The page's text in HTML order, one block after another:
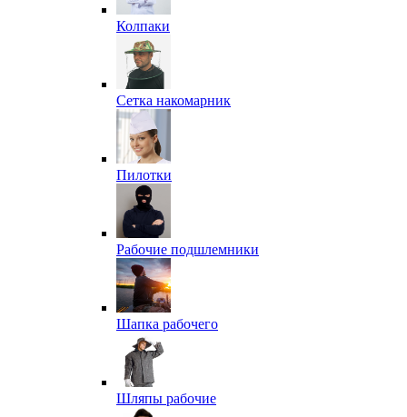
Колпаки
Сетка накомарник
Пилотки
Рабочие подшлемники
Шапка рабочего
Шляпы рабочие